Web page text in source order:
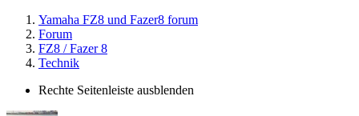
Yamaha FZ8 und Fazer8 forum
Forum
FZ8 / Fazer 8
Technik
Rechte Seitenleiste ausblenden